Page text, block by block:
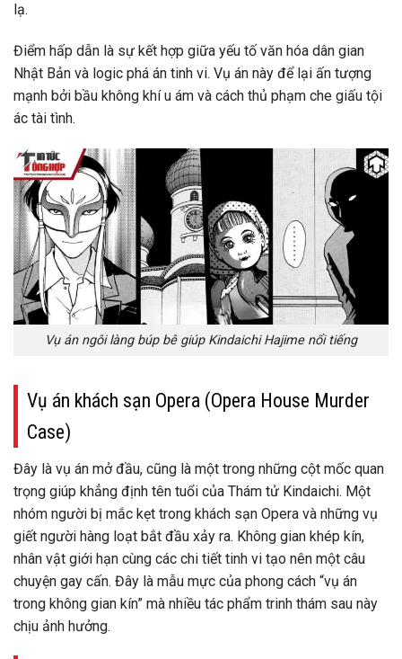
lạ.
Điểm hấp dẫn là sự kết hợp giữa yếu tố văn hóa dân gian
Nhật Bản và logic phá án tinh vi. Vụ án này để lại ấn tượng
mạnh bởi bầu không khí u ám và cách thủ phạm che giấu tội
ác tài tình.
Vụ án ngôi làng búp bê giúp Kindaichi Hajime nổi tiếng
Vụ án khách sạn Opera (Opera House Murder
Case)
Đây là vụ án mở đầu, cũng là một trong những cột mốc quan
trọng giúp khẳng định tên tuổi của Thám tử Kindaichi. Một
nhóm người bị mắc kẹt trong khách sạn Opera và những vụ
giết người hàng loạt bắt đầu xảy ra. Không gian khép kín,
nhân vật giới hạn cùng các chi tiết tinh vi tạo nên một câu
chuyện gay cấn. Đây là mẫu mực của phong cách “vụ án
trong không gian kín” mà nhiều tác phẩm trinh thám sau này
chịu ảnh hưởng.